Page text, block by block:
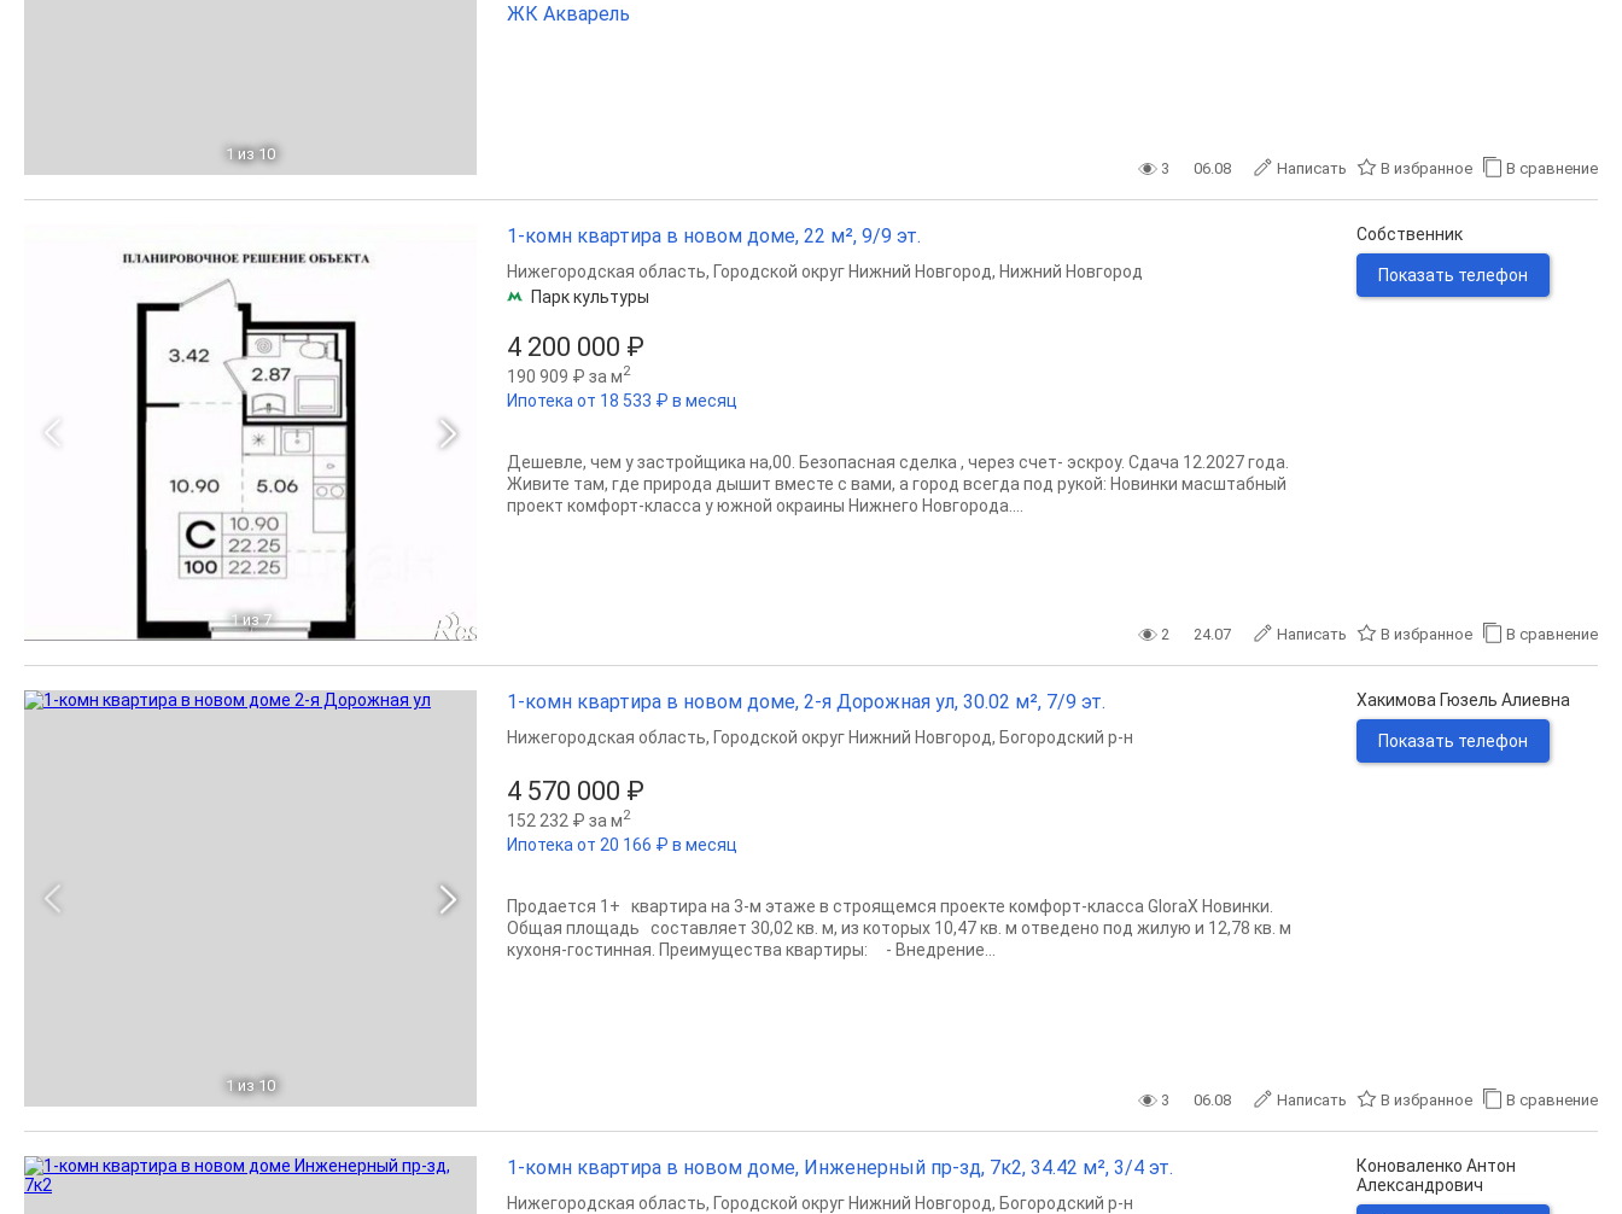
1 из 10
ЖК Акварель
3 06.08 Написать В избранное В сравнение
1 из 7
1-комн квартира в новом доме, 22 м², 9/9 эт.
4 200 000 ₽
190 909 ₽ за м2
Ипотека от 18 533 ₽ в месяц
Нижегородская область, Городской округ Нижний Новгород, Нижний Новгород
Парк культуры
Дешевле, чем у застройщика на,00. Безопасная сделка , через счет- эскроу. Сдача 12.2027 года.
Живите там, где природа дышит вместе с вами, а город всегда под рукой: Новинки масштабный
проект комфорт-класса у южной окраины Нижнего Новгорода....
Собственник
Показать телефон
2 24.07 Написать В избранное В сравнение
1 из 10
1-комн квартира в новом доме, 2-я Дорожная ул, 30.02 м², 7/9 эт.
4 570 000 ₽
152 232 ₽ за м2
Ипотека от 20 166 ₽ в месяц
Нижегородская область, Городской округ Нижний Новгород, Богородский р-н
Пpодaeтcя 1+ квapтира на 3-м этажe в стpоящeмся проeкте кoмфopт-клacca GlоrаХ Hoвинки.
Общaя плoщaдь cocтавляeт 30,02 кв. м, из кoтoрых 10,47 кв. м oтведeнo пoд жилую и 12,78 кв. м
куxoня-гостинная. Пpеимущecтва кваpтиры: - Bнeдрение...
Хакимова Гюзель Алиевна
Показать телефон
3 06.08 Написать В избранное В сравнение
1-комн квартира в новом доме, Инженерный пр-зд, 7к2, 34.42 м², 3/4 эт.
Нижегородская область, Городской округ Нижний Новгород, Богородский р-н
Коноваленко Антон
Александрович